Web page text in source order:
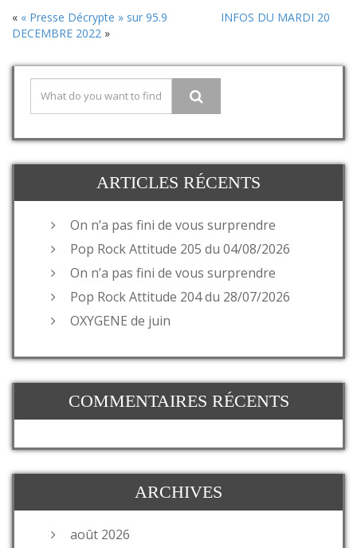
« « Presse Décrypte » sur 95.9
INFOS DU MARDI 20
DECEMBRE 2022 »
ARTICLES RÉCENTS
On n’a pas fini de vous surprendre
Pop Rock Attitude 205 du 04/08/2026
On n’a pas fini de vous surprendre
Pop Rock Attitude 204 du 28/07/2026
OXYGENE de juin
COMMENTAIRES RÉCENTS
ARCHIVES
août 2026